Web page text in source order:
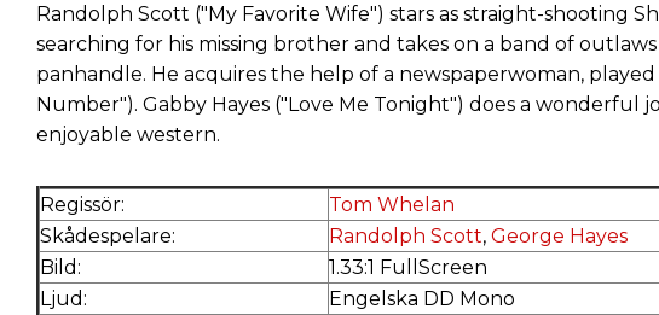
Randolph Scott ("My Favorite Wife") stars as straight-shooting
searching for his missing brother and takes on a band of
panhandle. He acquires the help of a newspaperwoman, played
Number"). Gabby Hayes ("Love Me Tonight") does a wonderful
enjoyable western.
Regissör:
Tom Whelan
Skådespelare:
Randolph Scott, George Hayes
Bild:
1.33:1 FullScreen
Ljud:
Engelska DD Mono